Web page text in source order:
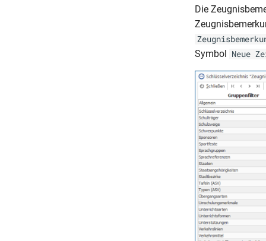
Die
Symbol Neue